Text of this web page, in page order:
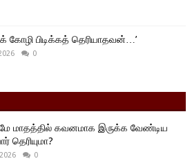
கோழி பிடிக்கத் தெரியாதவன்…’
0
மே மாதத்தில் கவனமாக இருக்க வேண்டிய
தெரியுமா?
0